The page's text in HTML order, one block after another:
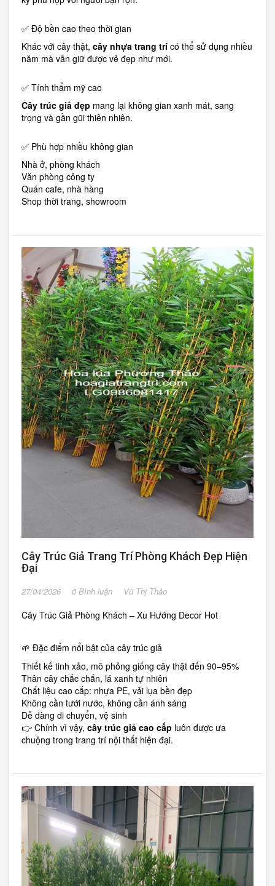
✅ Độ bền cao theo thời gian
Khác với cây thật, cây nhựa trang trí có thể sử dụng nhiều
năm mà vẫn giữ được vẻ đẹp như mới.
✅ Tính thẩm mỹ cao
Cây trúc giả đẹp mang lại không gian xanh mát, sang
trọng và gần gũi thiên nhiên.
✅ Phù hợp nhiều không gian
Nhà ở, phòng khách
Văn phòng công ty
Quán cafe, nhà hàng
Shop thời trang, showroom
Cây Trúc Giả Trang Trí Phòng Khách Đẹp Hiện
Đại
27/04/2026 0 Bình luận Vũ Thị Thảo
Cây Trúc Giả Phòng Khách – Xu Hướng Decor Hot
🌱 Đặc điểm nổi bật của cây trúc giả
Thiết kế tinh xảo, mô phỏng giống cây thật đến 90–95%
Thân cây chắc chắn, lá xanh tự nhiên
Chất liệu cao cấp: nhựa PE, vải lụa bền đẹp
Không cần tưới nước, không cần ánh sáng
Dễ dàng di chuyển, vệ sinh
👉 Chính vì vậy, cây trúc giả cao cấp luôn được ưa
chuộng trong trang trí nội thất hiện đại.